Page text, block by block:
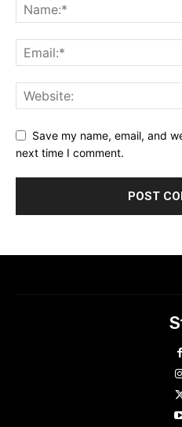
Save my name, email, and
next time I comment.